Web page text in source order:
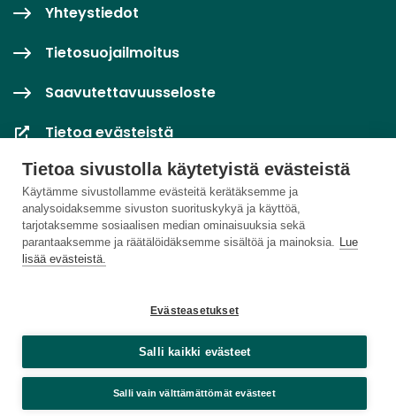
Tietoa sivustolla käytetyistä evästeistä
Käytämme sivustollamme evästeitä kerätäksemme ja
analysoidaksemme sivuston suorituskykyä ja käyttöä,
tarjotaksemme sosiaalisen median ominaisuuksia sekä
parantaaksemme ja räätälöidäksemme sisältöä ja mainoksia. Lue
lisää evästeistä.
Evästeasetukset
Salli kaikki evästeet
Salli vain välttämättömät evästeet
Yhteystiedot
Tietosuojailmoitus
Saavutettavuusseloste
Tietoa evästeistä
Evästeasetukset